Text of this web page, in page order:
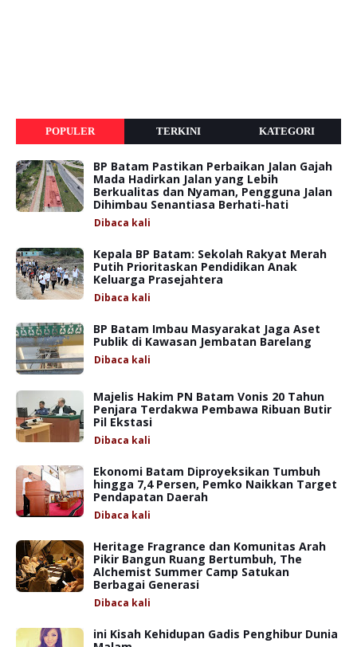
POPULER TERKINI KATEGORI
BP Batam Pastikan Perbaikan Jalan Gajah
Mada Hadirkan Jalan yang Lebih
Berkualitas dan Nyaman, Pengguna Jalan
Dihimbau Senantiasa Berhati-hati
Dibaca kali
Kepala BP Batam: Sekolah Rakyat Merah
Putih Prioritaskan Pendidikan Anak
Keluarga Prasejahtera
Dibaca kali
BP Batam Imbau Masyarakat Jaga Aset
Publik di Kawasan Jembatan Barelang
Dibaca kali
Majelis Hakim PN Batam Vonis 20 Tahun
Penjara Terdakwa Pembawa Ribuan Butir
Pil Ekstasi
Dibaca kali
Ekonomi Batam Diproyeksikan Tumbuh
hingga 7,4 Persen, Pemko Naikkan Target
Pendapatan Daerah
Dibaca kali
Heritage Fragrance dan Komunitas Arah
Pikir Bangun Ruang Bertumbuh, The
Alchemist Summer Camp Satukan
Berbagai Generasi
Dibaca kali
ini Kisah Kehidupan Gadis Penghibur Dunia